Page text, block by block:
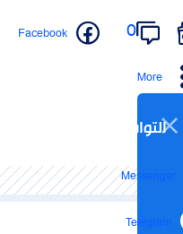
0
Facebook
More
التواصل الاجتماعي
Messenger
Telegram